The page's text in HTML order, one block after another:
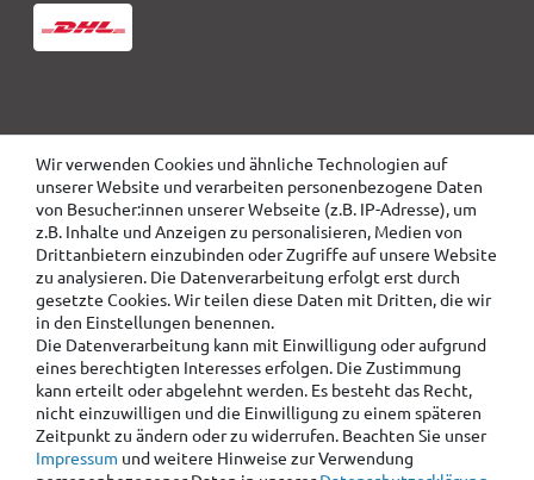
Wir verwenden Cookies und ähnliche Technologien auf
unserer Website und verarbeiten personenbezogene Daten
von Besucher:innen unserer Webseite (z.B. IP-Adresse), um
z.B. Inhalte und Anzeigen zu personalisieren, Medien von
Drittanbietern einzubinden oder Zugriffe auf unsere Website
zu analysieren. Die Datenverarbeitung erfolgt erst durch
gesetzte Cookies. Wir teilen diese Daten mit Dritten, die wir
in den Einstellungen benennen.
Die Datenverarbeitung kann mit Einwilligung oder aufgrund
eines berechtigten Interesses erfolgen. Die Zustimmung
kann erteilt oder abgelehnt werden. Es besteht das Recht,
nicht einzuwilligen und die Einwilligung zu einem späteren
Zeitpunkt zu ändern oder zu widerrufen. Beachten Sie unser
Impressum und weitere Hinweise zur Verwendung